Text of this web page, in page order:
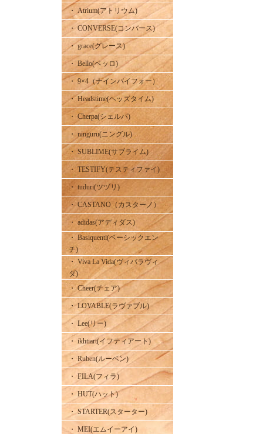
・ Atrium(アトリウム)
・ CONVERSE(コンバース)
・ grace(グレース)
・ Bello(ベッロ)
・ 9×4（ナインバイフォー）
・ Headstime(ヘッズタイム)
・ Cherpa(シェルパ)
・ ninguru(ニングル)
・ SUBLIME(サブライム)
・ TESTIFY(テスティファイ)
・ tuduri(ツヅリ)
・ CASTANO（カスターノ）
・ adidas(アディダス)
・ Basiquenti(ベーシックエン
チ)
・ Viva La Vida(ヴィバラヴィ
ダ)
・ Cheer(チェア)
・ LOVABLE(ラヴァブル)
・ Lee(リー)
・ ikhtiart(イフティアート)
・ Ruben(ルーベン)
・ FILA(フィラ)
・ HUT(ハット)
・ STARTER(スターター)
・ MEI(エムイーアイ)